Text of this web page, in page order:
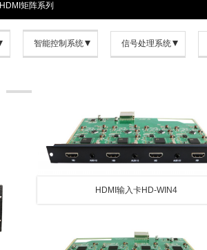
HDMI矩阵系列
智能控制系统 信号处理系统
HDMI输入卡HD-WIN4